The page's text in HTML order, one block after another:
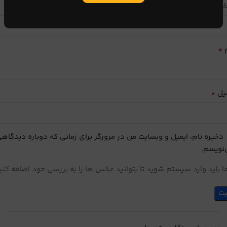
*
*
ذخیره نام، ایمیل و وبسایت من در مرورگر برای زمانی که دوباره
باید وارد سیستم شوید تا بتوانید عکس ها را به بررسی خود اضافه